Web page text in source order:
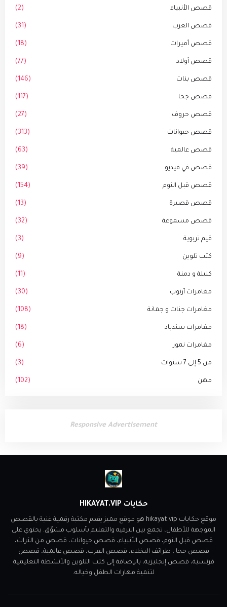
قصص الأنبياء (2)
قصص العرب (31)
قصص أميرات (18)
قصص أولاد (77)
قصص بنات (146)
قصص جحا (117)
قصص حروف (27)
قصص حيوانات (313)
قصص عالمية (63)
قصص في فيديو (39)
قصص قبل النوم (154)
قصص قصيرة (13)
قصص مسموعة (32)
قيم تربوية (3)
كتب تلوين (9)
كليلة و دمنة (11)
مغامرات أرنوب (30)
مغامرات جنات و جمانة (108)
مغامرات سندباد (18)
مغامرات نمور (6)
من 5 إلى 7 سنوات (3)
مهن (102)
Responsive Advertisement
حكايات HIKAYAT.VIP
موقع حكايات hikayat.vip هو موقع مميز يقدم مكتبة رقمية غنية بالقصص
الموجهة للأطفال، تجمع بين الترفيه والتعليم بأسلوب مشوّق. يحتوي على
قصص قبل النوم، قصص الأنبياء، قصص حيوانات، قصص من الثراث،
قصص جحا ، طرائف البخلاء، قصص العرب، قصص عالمية، قصص
فرنسية، قصص إنجليزية، بالإضافة إلى كتب التلوين والأنشطة التعليمية
لتنمية مهارات الطفل وخياله.